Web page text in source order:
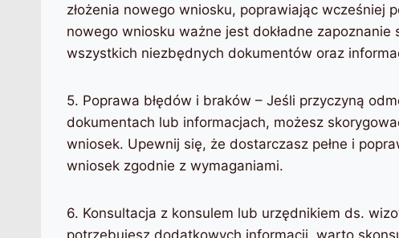
złożenia nowego wniosku, poprawiając wcześniej
nowego wniosku ważne jest dokładne
wszystkich niezbędnych dokumentów oraz
5. Poprawa błędów i braków – Jeśli przyczyną
dokumentach lub informacjach, możesz
wniosek. Upewnij się, że dostarczasz pełne i
wniosek zgodnie z wymaganiami.
6. Konsultacja z konsulem lub urzędnikiem ds.
potrzebujesz dodatkowych informacji, warto